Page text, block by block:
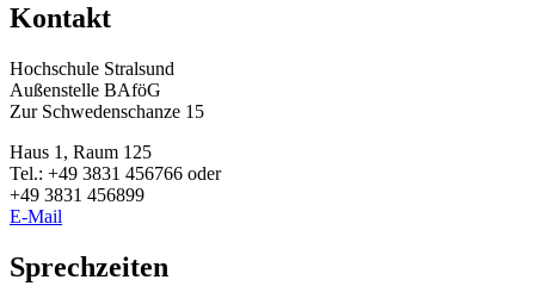
Kon­takt
Hochschule Stralsund
Außenstelle BAföG
Zur Schwedenschanze 15
Haus 1, Raum 125
Tel.: +49 3831 456766 oder
+49 3831 456899
E-Mail
Sprech­zei­ten